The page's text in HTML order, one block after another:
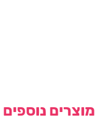
מוצרים נוספים